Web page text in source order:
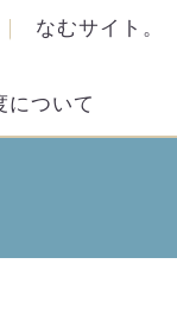
について
なむサイト。